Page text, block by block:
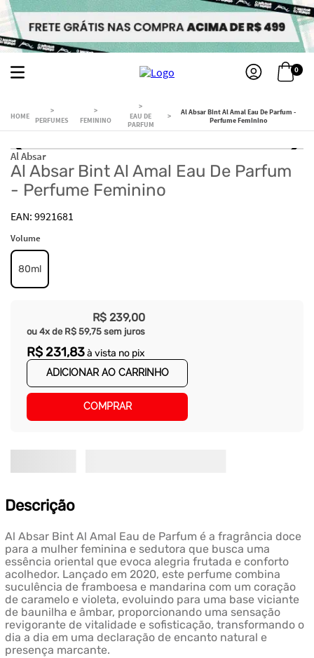
0
PERFUMES FEMININO
EAU DE
PARFUM
Al Absar Bint Al Amal Eau De Parfum -
Perfume Feminino
Al Absar
Al Absar Bint Al Amal Eau De Parfum
- Perfume Feminino
9921681
Volume
80ml
R$ 239,00
ou 4x de R$ 59,75 sem juros
R$ 231,83à vista no pix
ADICIONAR AO CARRINHO
COMPRAR
Descrição
Al Absar Bint Al Amal Eau de Parfum é a fragrância doce
para a mulher feminina e sedutora que busca uma
essência oriental que evoca alegria frutada e conforto
acolhedor. Lançado em 2020, este perfume combina
suculência de framboesa e mandarina com um coração
de caramelo e violeta, evoluindo para uma base viciante
de baunilha e âmbar, proporcionando uma sensação
revigorante de vitalidade e sofisticação, transformando o
dia a dia em uma declaração de encanto natural e
presença marcante.